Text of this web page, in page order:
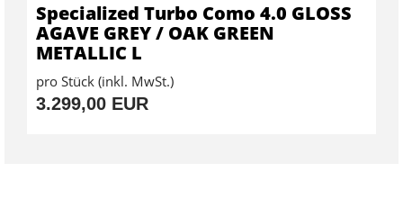
Specialized Turbo Como 4.0 GLOSS
AGAVE GREY / OAK GREEN
METALLIC L
pro Stück (inkl. MwSt.)
3.299,00 EUR